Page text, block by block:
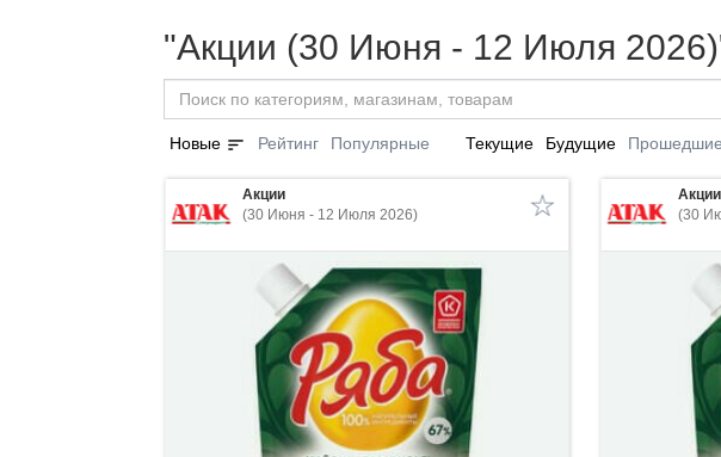
"Акции (30 Июня - 12 Июля
Новые sort Рейтинг Популярные Текущие Будущие Прошедшие
Акции
(30 Июня - 12 Июля 2026)
Акции
(30